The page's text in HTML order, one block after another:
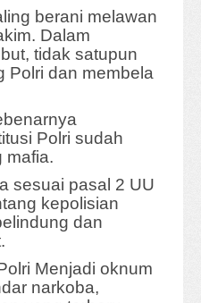
berani melawan
Dalam
tidak satupun
Polri dan membela
Polri sudah
mafia.
sesuai pasal 2 UU
kepolisian
dan
Menjadi oknum
narkoba,